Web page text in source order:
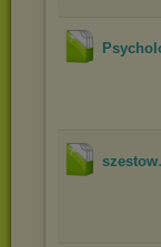
szestow